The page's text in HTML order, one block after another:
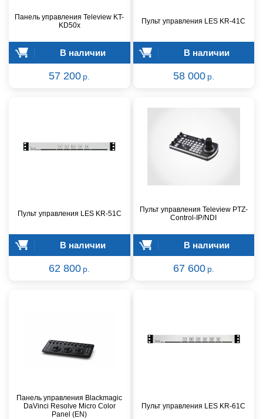
Панель управления Teleview KT-
KD50x
В наличии
57 200 р.
Пульт управления LES KR-41C
В наличии
58 000 р.
Пульт управления LES KR-51C
В наличии
62 800 р.
Пульт управления Teleview PTZ-
Control-IP/NDI
В наличии
67 600 р.
Панель управления Blackmagic
DaVinci Resolve Micro Color
Panel (EN)
Пульт управления LES KR-61C